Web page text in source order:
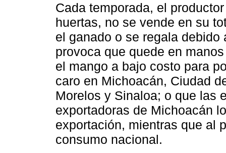
Cada temporada, el
huertas, no se vende en su
el ganado o se regala debido
provoca que quede en
el mango a bajo costo para
caro en Michoacán, Ciudad
Morelos y Sinaloa; o que las
exportadoras de Michoacán
exportación, mientras que al
consumo nacional.